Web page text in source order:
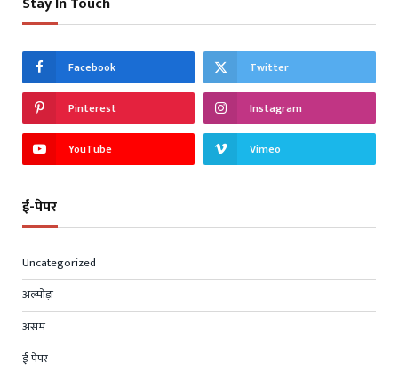
Facebook Twitter
Pinterest Instagram
YouTube Vimeo
ई-पेपर
Uncategorized
अल्मोड़ा
असम
ई-पेपर